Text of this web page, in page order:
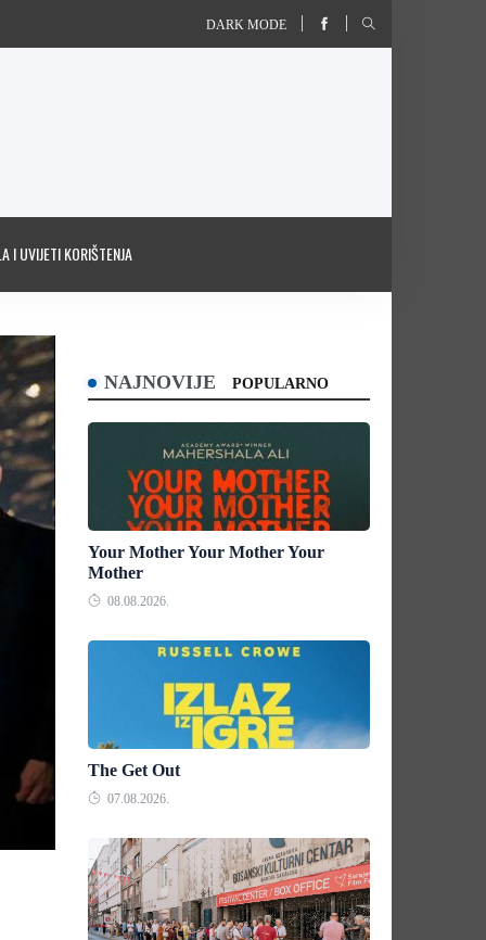
DARK MODE
I UVIJETI KORIŠTENJA
NAJNOVIJE POPULARNO
Your Mother Your Mother Your
Mother
08.08.2026.
The Get Out
07.08.2026.